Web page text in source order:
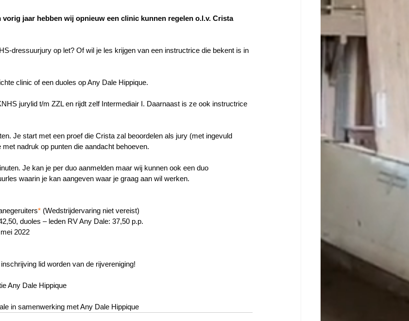
vorig jaar hebben wij opnieuw een clinic kunnen regelen o.l.v. Crista
dressuurjury op let? Of wil je les krijgen van een instructrice die bekent is in
clinic of een duoles op Any Dale Hippique.
jurylid t/m ZZL en rijdt zelf Intermediair I. Daarnaast is ze ook instructrice
Je start met een proef die Crista zal beoordelen als jury (met ingevuld
nadruk op punten die aandacht behoeven.
Je kan je per duo aanmelden maar wij kunnen ook een duo
waarin je kan aangeven waar je graag aan wil werken.
* (Wedstrijdervaring niet vereist)
duoles – leden RV Any Dale: 37,50 p.p.
2022
lid worden van de rijvereniging!
Any Dale Hippique
in samenwerking met Any Dale Hippique